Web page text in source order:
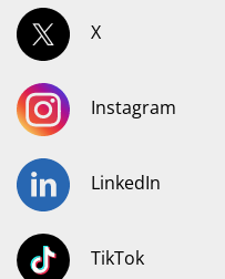
X
Instagram
LinkedIn
TikTok